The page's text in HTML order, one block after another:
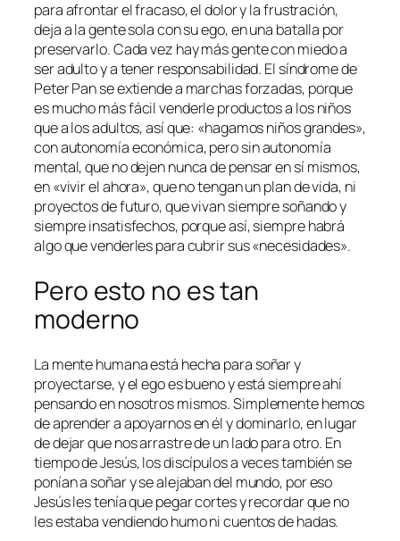
para afrontar el fracaso, el dolor y la frustración,
deja a la gente sola con su ego, en una batalla por
preservarlo. Cada vez hay más gente con miedo a
ser adulto y a tener responsabilidad. El síndrome de
Peter Pan se extiende a marchas forzadas, porque
es mucho más fácil venderle productos a los niños
que a los adultos, así que: «hagamos niños grandes»,
con autonomía económica, pero sin autonomía
mental, que no dejen nunca de pensar en sí mismos,
en «vivir el ahora», que no tengan un plan de vida, ni
proyectos de futuro, que vivan siempre soñando y
siempre insatisfechos, porque así, siempre habrá
algo que venderles para cubrir sus «necesidades».
Pero esto no es tan
moderno
La mente humana está hecha para soñar y
proyectarse, y el ego es bueno y está siempre ahí
pensando en nosotros mismos. Simplemente hemos
de aprender a apoyarnos en él y dominarlo, en lugar
de dejar que nos arrastre de un lado para otro. En
tiempo de Jesús, los discípulos a veces también se
ponían a soñar y se alejaban del mundo, por eso
Jesús les tenía que pegar cortes y recordar que no
les estaba vendiendo humo ni cuentos de hadas.